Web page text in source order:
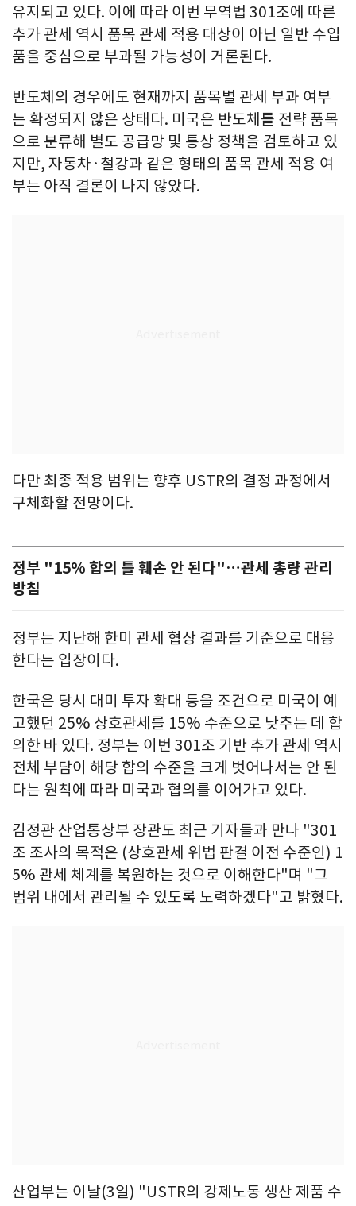
유지되고 있다. 이에 따라 이번 무역법 301조에 따른
추가 관세 역시 품목 관세 적용 대상이 아닌 일반 수입
품을 중심으로 부과될 가능성이 거론된다.
반도체의 경우에도 현재까지 품목별 관세 부과 여부
는 확정되지 않은 상태다. 미국은 반도체를 전략 품목
으로 분류해 별도 공급망 및 통상 정책을 검토하고 있
지만, 자동차·철강과 같은 형태의 품목 관세 적용 여
부는 아직 결론이 나지 않았다.
다만 최종 적용 범위는 향후 USTR의 결정 과정에서
구체화할 전망이다.
정부 "15% 합의 틀 훼손 안 된다"…관세 총량 관리
방침
정부는 지난해 한미 관세 협상 결과를 기준으로 대응
한다는 입장이다.
한국은 당시 대미 투자 확대 등을 조건으로 미국이 예
고했던 25% 상호관세를 15% 수준으로 낮추는 데 합
의한 바 있다. 정부는 이번 301조 기반 추가 관세 역시
전체 부담이 해당 합의 수준을 크게 벗어나서는 안 된
다는 원칙에 따라 미국과 협의를 이어가고 있다.
김정관 산업통상부 장관도 최근 기자들과 만나 "301
조 조사의 목적은 (상호관세 위법 판결 이전 수준인) 1
5% 관세 체계를 복원하는 것으로 이해한다"며 "그
범위 내에서 관리될 수 있도록 노력하겠다"고 밝혔다.
산업부는 이날(3일) "USTR의 강제노동 생산 제품 수